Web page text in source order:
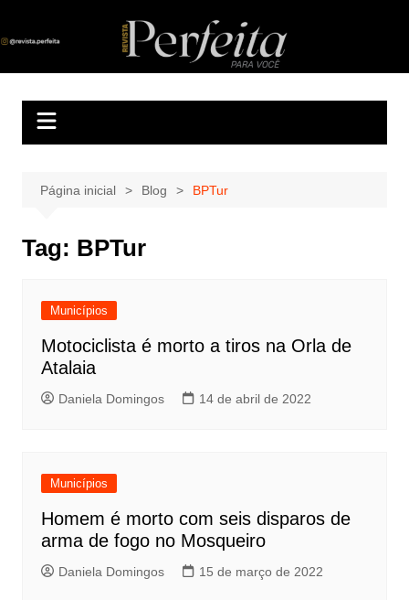
Revista Perfeita
A melhor revista eletrônica do interior de Sergipe
Página inicial Blog BPTur
Tag: BPTur
Municípios
Motociclista é morto a tiros na Orla de
Atalaia
Daniela Domingos 14 de abril de 2022
Municípios
Homem é morto com seis disparos de
arma de fogo no Mosqueiro
Daniela Domingos 15 de março de 2022